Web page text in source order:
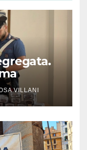
VILLANI